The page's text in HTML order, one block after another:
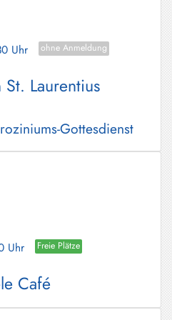
Uhr ohne Anmeldung
Laurentius
Gottesdienst
Uhr Freie Plätze
Café